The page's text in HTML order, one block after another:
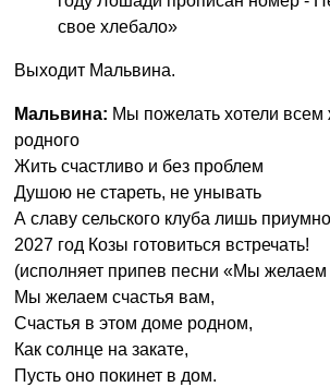
свое хлебало»
Выходит Мальвина.
Мальвина: Мы пожелать хотели всем
родного
Жить счастливо и без проблем
Душою не стареть, не унывать
А славу сельского клуба лишь
2027 год Козы готовиться встречать!
(исполняет припев песни «Мы желаем
Мы желаем счастья вам,
Счастья в этом доме родном,
Как солнце на закате,
Пусть оно покинет в дом.